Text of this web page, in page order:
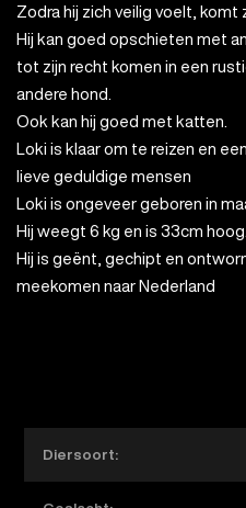
Zodra hij zich veilig voelt, komt
Hij kan goed opschieten met
tot zijn recht komen in een
andere hond.
Ook kan hij goed met katten.
Loki is klaar om te reizen en
lieve geduldige mensen
Loki is ongeveer geboren in
Hij weegt 6 kg en is 33cm hoog.
Hij is geënt, gechipt en
meekomen naar Nederland
Diersoort: